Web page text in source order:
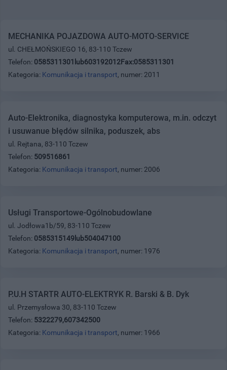
MECHANIKA POJAZDOWA AUTO-MOTO-SERVICE
ul. CHEŁMOŃSKIEGO 16, 83-110 Tczew
Telefon: 0585311301lub603192012Fax:0585311301
Kategoria: Komunikacja i transport, numer: 2011
Auto-Elektronika, diagnostyka komputerowa, m.in. odczyt
i usuwanue błędów silnika, poduszek, abs
ul. Rejtana, 83-110 Tczew
Telefon: 509516861
Kategoria: Komunikacja i transport, numer: 2006
Usługi Transportowe-Ogólnobudowlane
ul. Jodłowa1b/59, 83-110 Tczew
Telefon: 0585315149lub504047100
Kategoria: Komunikacja i transport, numer: 1976
P.U.H STARTR AUTO-ELEKTRYK R. Barski & B. Dyk
ul. Przemysłowa 30, 83-110 Tczew
Telefon: 5322279,607342500
Kategoria: Komunikacja i transport, numer: 1966